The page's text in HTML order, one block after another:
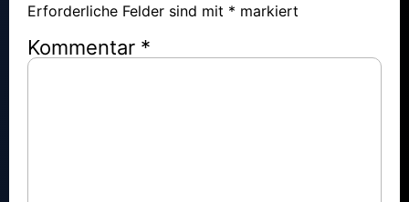
Erforderliche Felder sind mit * markiert
Kommentar *